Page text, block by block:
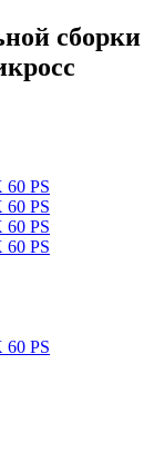
сборки